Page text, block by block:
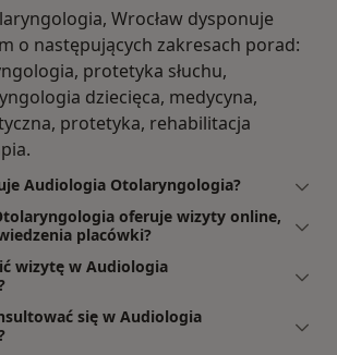
Wrocław dysponuje
o następujących zakresach porad:
protetyka słuchu,
dziecięca, medycyna,
protetyka, rehabilitacja
Audiologia Otolaryngologia?
oferuje wizyty online,
placówki?
wizytę w Audiologia
się w Audiologia